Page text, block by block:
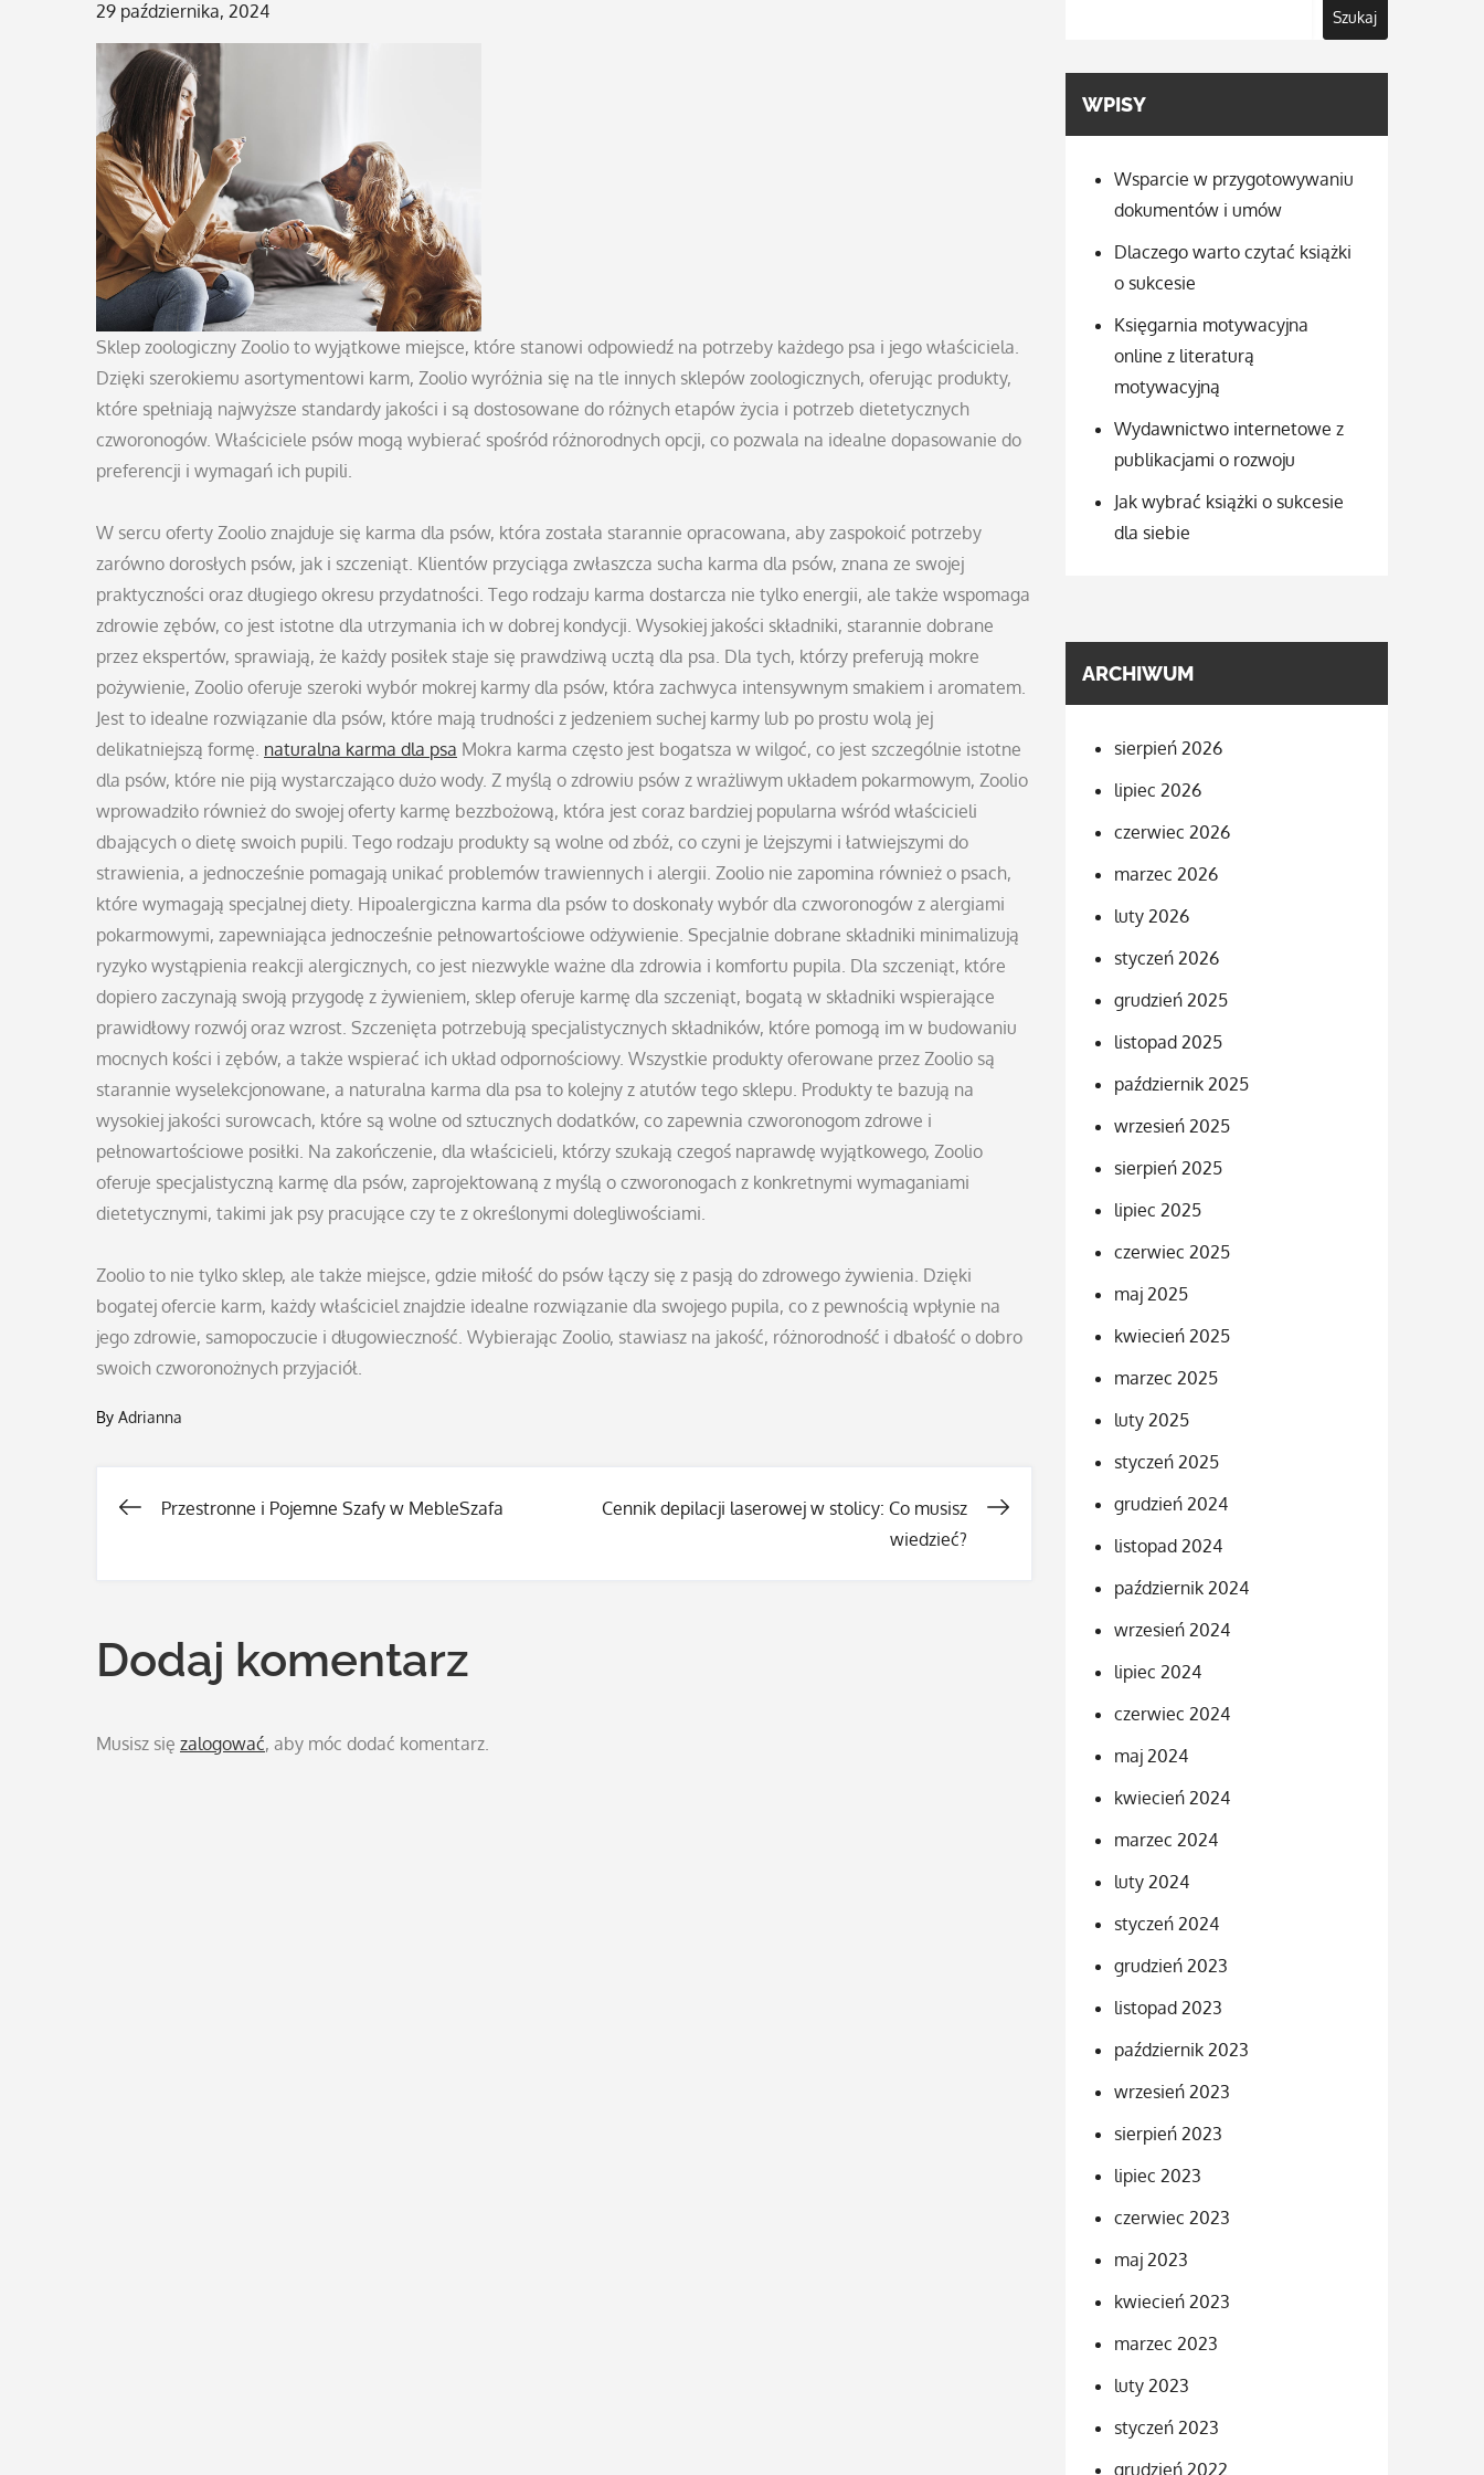
Posted
on
29 października, 2024
Sklep zoologiczny Zoolio to wyjątkowe miejsce, które stanowi odpowiedź na potrzeby każdego psa i jego właściciela.
Dzięki szerokiemu asortymentowi karm, Zoolio wyróżnia się na tle innych sklepów zoologicznych, oferując produkty,
które spełniają najwyższe standardy jakości i są dostosowane do różnych etapów życia i potrzeb dietetycznych
czworonogów. Właściciele psów mogą wybierać spośród różnorodnych opcji, co pozwala na idealne dopasowanie do
preferencji i wymagań ich pupili.
W sercu oferty Zoolio znajduje się karma dla psów, która została starannie opracowana, aby zaspokoić potrzeby
zarówno dorosłych psów, jak i szczeniąt. Klientów przyciąga zwłaszcza sucha karma dla psów, znana ze swojej
praktyczności oraz długiego okresu przydatności. Tego rodzaju karma dostarcza nie tylko energii, ale także wspomaga
zdrowie zębów, co jest istotne dla utrzymania ich w dobrej kondycji. Wysokiej jakości składniki, starannie dobrane
przez ekspertów, sprawiają, że każdy posiłek staje się prawdziwą ucztą dla psa. Dla tych, którzy preferują mokre
pożywienie, Zoolio oferuje szeroki wybór mokrej karmy dla psów, która zachwyca intensywnym smakiem i aromatem.
Jest to idealne rozwiązanie dla psów, które mają trudności z jedzeniem suchej karmy lub po prostu wolą jej
delikatniejszą formę. naturalna karma dla psa Mokra karma często jest bogatsza w wilgoć, co jest szczególnie istotne
dla psów, które nie piją wystarczająco dużo wody. Z myślą o zdrowiu psów z wrażliwym układem pokarmowym, Zoolio
wprowadziło również do swojej oferty karmę bezzbożową, która jest coraz bardziej popularna wśród właścicieli
dbających o dietę swoich pupili. Tego rodzaju produkty są wolne od zbóż, co czyni je lżejszymi i łatwiejszymi do
strawienia, a jednocześnie pomagają unikać problemów trawiennych i alergii. Zoolio nie zapomina również o psach,
które wymagają specjalnej diety. Hipoalergiczna karma dla psów to doskonały wybór dla czworonogów z alergiami
pokarmowymi, zapewniająca jednocześnie pełnowartościowe odżywienie. Specjalnie dobrane składniki minimalizują
ryzyko wystąpienia reakcji alergicznych, co jest niezwykle ważne dla zdrowia i komfortu pupila. Dla szczeniąt, które
dopiero zaczynają swoją przygodę z żywieniem, sklep oferuje karmę dla szczeniąt, bogatą w składniki wspierające
prawidłowy rozwój oraz wzrost. Szczenięta potrzebują specjalistycznych składników, które pomogą im w budowaniu
mocnych kości i zębów, a także wspierać ich układ odpornościowy. Wszystkie produkty oferowane przez Zoolio są
starannie wyselekcjonowane, a naturalna karma dla psa to kolejny z atutów tego sklepu. Produkty te bazują na
wysokiej jakości surowcach, które są wolne od sztucznych dodatków, co zapewnia czworonogom zdrowe i
pełnowartościowe posiłki. Na zakończenie, dla właścicieli, którzy szukają czegoś naprawdę wyjątkowego, Zoolio
oferuje specjalistyczną karmę dla psów, zaprojektowaną z myślą o czworonogach z konkretnymi wymaganiami
dietetycznymi, takimi jak psy pracujące czy te z określonymi dolegliwościami.
Zoolio to nie tylko sklep, ale także miejsce, gdzie miłość do psów łączy się z pasją do zdrowego żywienia. Dzięki
bogatej ofercie karm, każdy właściciel znajdzie idealne rozwiązanie dla swojego pupila, co z pewnością wpłynie na
jego zdrowie, samopoczucie i długowieczność. Wybierając Zoolio, stawiasz na jakość, różnorodność i dbałość o dobro
swoich czworonożnych przyjaciół.
By Adrianna
Nawigacja
Przestronne i Pojemne Szafy w MebleSzafa
Cennik depilacji laserowej w stolicy: Co musisz
wiedzieć?
Dodaj komentarz
Musisz się zalogować, aby móc dodać komentarz.
Szukaj
WPISY
Wsparcie w przygotowywaniu
dokumentów i umów
Dlaczego warto czytać książki
o sukcesie
Księgarnia motywacyjna
online z literaturą
motywacyjną
Wydawnictwo internetowe z
publikacjami o rozwoju
Jak wybrać książki o sukcesie
dla siebie
ARCHIWUM
sierpień 2026
lipiec 2026
czerwiec 2026
marzec 2026
luty 2026
styczeń 2026
grudzień 2025
listopad 2025
październik 2025
wrzesień 2025
sierpień 2025
lipiec 2025
czerwiec 2025
maj 2025
kwiecień 2025
marzec 2025
luty 2025
styczeń 2025
grudzień 2024
listopad 2024
październik 2024
wrzesień 2024
lipiec 2024
czerwiec 2024
maj 2024
kwiecień 2024
marzec 2024
luty 2024
styczeń 2024
grudzień 2023
listopad 2023
październik 2023
wrzesień 2023
sierpień 2023
lipiec 2023
czerwiec 2023
maj 2023
kwiecień 2023
marzec 2023
luty 2023
styczeń 2023
grudzień 2022